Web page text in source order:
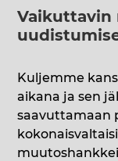
Vaikuttavin
Kuljemme
aikana ja sen
saavuttamaan